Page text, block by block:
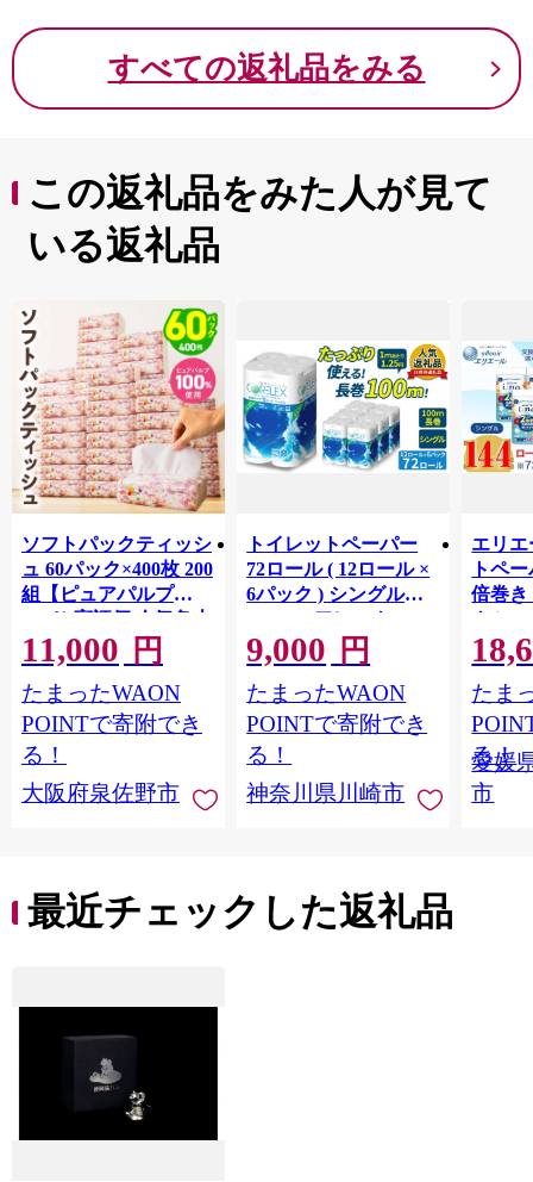
すべての返礼品をみる
この返礼品をみた人が見て
いる返礼品
ソフトパックティッシ
ュ 60パック×400枚 200
組【ピュアパルプ
100％ 高評価 人気急上
昇 まとめ買い 日用品
常備品 てぃっしゅ 備
蓄 防災 箱なし】
010B1754
11,000 円
たまったWAON
POINTで寄附でき
る！
大阪府泉佐野市
トイレットペーパー
72ロール ( 12ロール ×
6パック ) シングル
100m コアレックス
FSCリサイクルロール
長巻タイプ 再生紙
100％ 日用品 消耗品
防災 備蓄 トイレット
ペーパー トイレ 神奈
川県 川崎市 トイレッ
トペーパー 新生活 生
便利 サステナブル エ
コ トイレットペーパ
9,000 円
たまったWAON
POINTで寄附でき
る！
神奈川県川崎市
エリ
トペ
倍巻き
ク
（シ
× 6パ
品 新
媛県
たま
る！
愛媛
市
最近チェックした返礼品